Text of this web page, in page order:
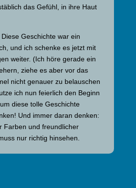
das Gefühl, in ihre Haut
Geschichte war ein
und ich schenke es jetzt mit
weiter. (Ich höre gerade ein
ziehe es aber vor das
nicht genauer zu belauschen
ich nun feierlich den Beginn
diese tolle Geschichte
Und immer daran denken:
Farben und freundlicher
nur richtig hinsehen.